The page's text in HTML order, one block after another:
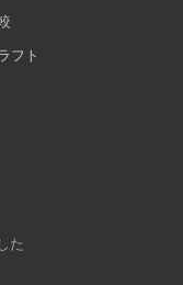
フト
た